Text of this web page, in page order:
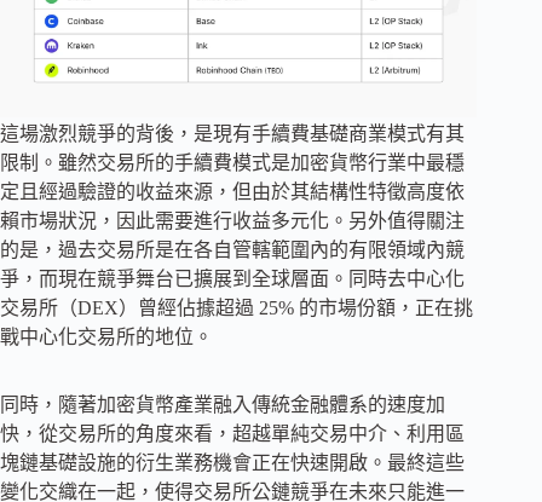
這場激烈競爭的背後，是現有手續費基礎商業模式有其
限制。雖然交易所的手續費模式是加密貨幣行業中最穩
定且經過驗證的收益來源，但由於其結構性特徵高度依
賴市場狀況，因此需要進行收益多元化。另外值得關注
的是，過去交易所是在各自管轄範圍內的有限領域內競
爭，而現在競爭舞台已擴展到全球層面。同時去中心化
交易所（DEX）曾經佔據超過 25% 的市場份額，正在挑
戰中心化交易所的地位。
同時，隨著加密貨幣產業融入傳統金融體系的速度加
快，從交易所的角度來看，超越單純交易中介、利用區
塊鏈基礎設施的衍生業務機會正在快速開啟。最終這些
變化交織在一起，使得交易所公鏈競爭在未來只能進一